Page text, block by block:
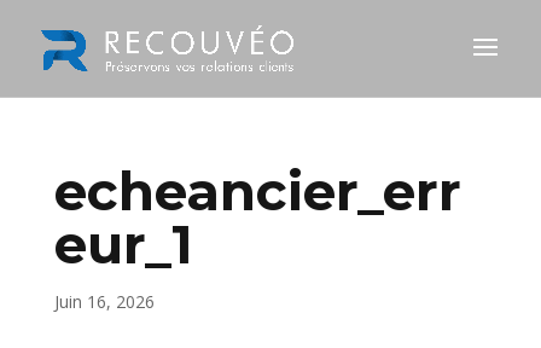
echeancier_err
eur_1
Juin 16, 2026